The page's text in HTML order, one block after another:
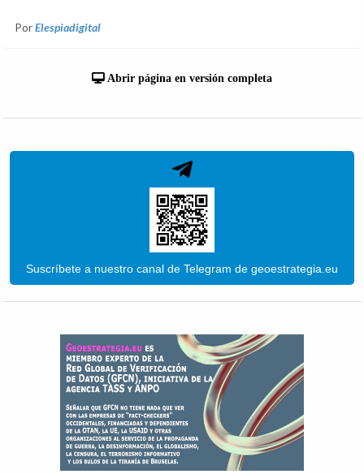
PorElespiadigital
Abrir página en versión completa
Suscríbete a nuestro canal de Telegram de geoestrategia.eu